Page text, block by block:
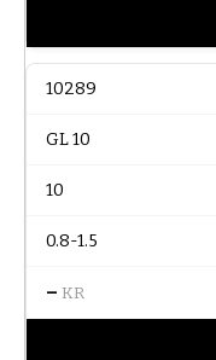
10289
GL 10
10
0.8-1.5
– KR